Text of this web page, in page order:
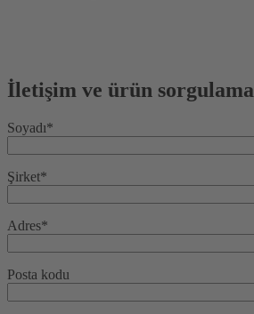
İletişim ve ürün sorgulama
Soyadı*
Şirket*
Adres*
Posta kodu